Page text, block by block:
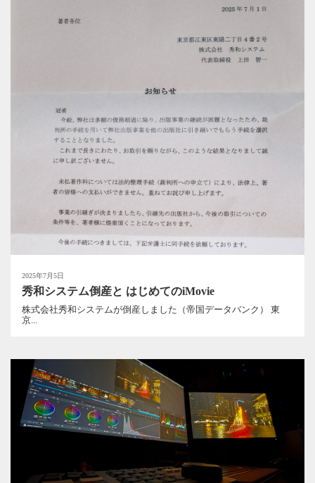
2025年7月5日
秀和システム倒産と はじめてのiMovie
株式会社秀和システムが倒産しました（帝国データバンク） 東
京...